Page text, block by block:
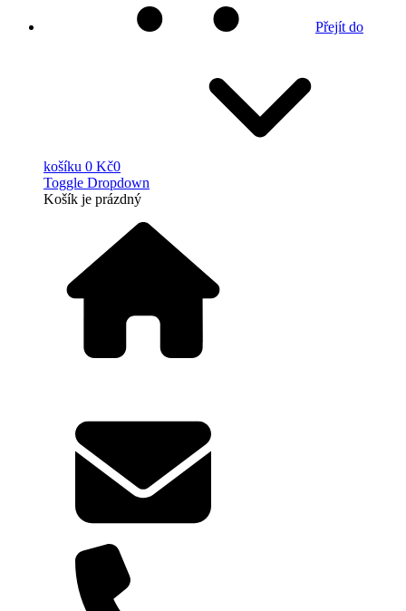
Přejít do
košíku 0 Kč0
Toggle Dropdown
Košík je prázdný